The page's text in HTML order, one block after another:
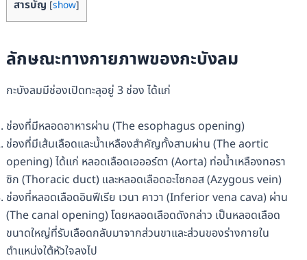
สารบัญ [show]
ลักษณะทางกายภาพของกะบังลม
กะบังลมมีช่องเปิดทะลุอยู่ 3 ช่อง ได้แก่
ช่องที่มีหลอดอาหารผ่าน (The esophagus opening)
ช่องที่มีเส้นเลือดและน้ำเหลืองสำคัญทั้งสามผ่าน (The aortic
opening) ได้แก่ หลอดเลือดเอออร์ตา (Aorta) ท่อน้ำเหลืองทอรา
ซิก (Thoracic duct) และหลอดเลือดอะไซกอส (Azygous vein)
ช่องที่หลอดเลือดอินฟีเรีย เวนา คาวา (Inferior vena cava) ผ่าน
(The canal opening) โดยหลอดเลือดดังกล่าว เป็นหลอดเลือด
ขนาดใหญ่ที่รับเลือดกลับมาจากส่วนขาและส่วนของร่างกายใน
ตำแหน่งใต้หัวใจลงไป